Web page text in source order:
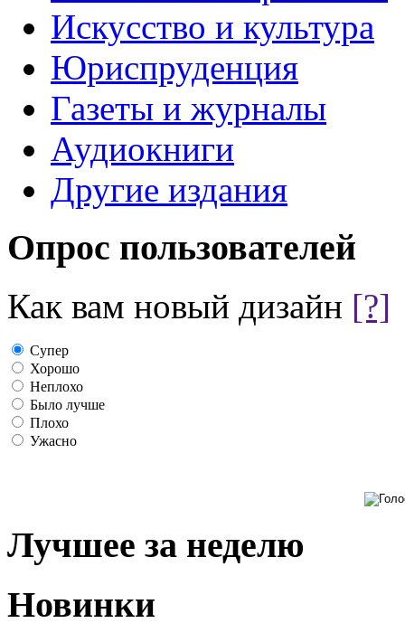
Искусство и культура
Юриспруденция
Газеты и журналы
Аудиокниги
Другие издания
Опрос пользователей
Как вам новый дизайн [?]
Супер
Хорошо
Неплохо
Было лучше
Плохо
Ужасно
Лучшее за неделю
Новинки